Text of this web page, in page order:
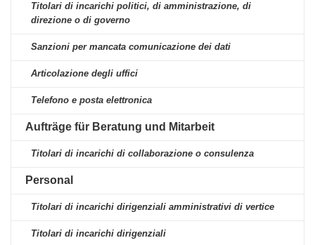
Titolari di incarichi politici, di amministrazione, di
direzione o di governo
Sanzioni per mancata comunicazione dei dati
Articolazione degli uffici
Telefono e posta elettronica
Aufträge für Beratung und Mitarbeit
Titolari di incarichi di collaborazione o consulenza
Personal
Titolari di incarichi dirigenziali amministrativi di vertice
Titolari di incarichi dirigenziali